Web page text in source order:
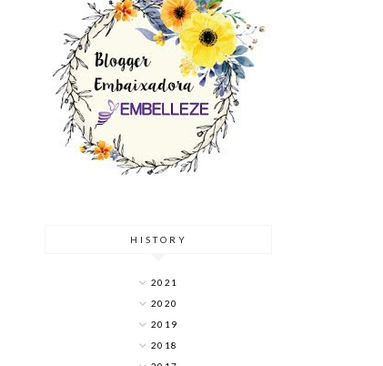
HISTORY
2021
2020
2019
2018